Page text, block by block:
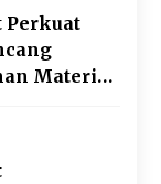
Perkuat
Materi